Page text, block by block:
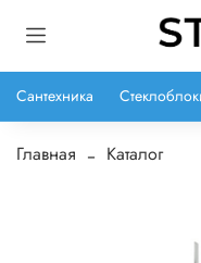
Сантехника
Главная Каталог